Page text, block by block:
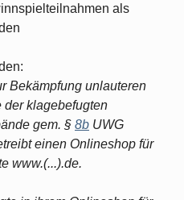
als
Bekämpfung unlauteren
der klagebefugten
gem. § 8b UWG
einen Onlineshop für
www.(...).de.